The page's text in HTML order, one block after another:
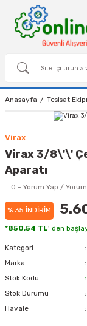
Anasayfa Tesisat
Virax
Virax 3/8\'\'
Aparatı
0 - Yorum Yap /
% 35 İNDİRİM
*850,54 TL' den
Kategori
Marka
Stok Kodu
Stok Durumu
Havale